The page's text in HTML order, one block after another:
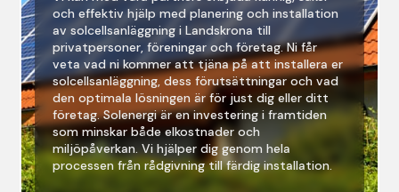
och effektiv hjälp med planering och installation
av solcellsanläggning i Landskrona till
privatpersoner, föreningar och företag. Ni får
veta vad ni kommer att tjäna på att installera er
solcellsanläggning, dess förutsättningar och vad
den optimala lösningen är för just dig eller ditt
företag. Solenergi är en investering i framtiden
som minskar både elkostnader och
miljöpåverkan. Vi hjälper dig genom hela
processen från rådgivning till färdig installation.